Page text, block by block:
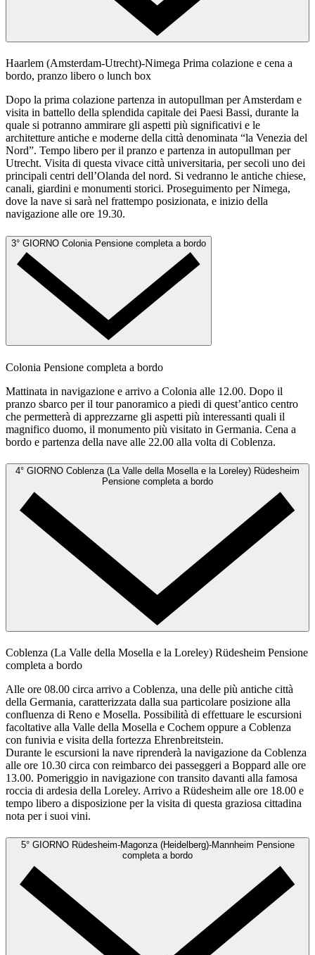
Haarlem (Amsterdam-Utrecht)-Nimega Prima colazione e cena a
bordo, pranzo libero o lunch box
Dopo la prima colazione partenza in autopullman per Amsterdam e
visita in battello della splendida capitale dei Paesi Bassi, durante la
quale si potranno ammirare gli aspetti più significativi e le
architetture antiche e moderne della città denominata “la Venezia del
Nord”. Tempo libero per il pranzo e partenza in autopullman per
Utrecht. Visita di questa vivace città universitaria, per secoli uno dei
principali centri dell’Olanda del nord. Si vedranno le antiche chiese,
canali, giardini e monumenti storici. Proseguimento per Nimega,
dove la nave si sarà nel frattempo posizionata, e inizio della
navigazione alle ore 19.30.
3° GIORNO Colonia Pensione completa a bordo
Colonia Pensione completa a bordo
Mattinata in navigazione e arrivo a Colonia alle 12.00. Dopo il
pranzo sbarco per il tour panoramico a piedi di quest’antico centro
che permetterà di apprezzarne gli aspetti più interessanti quali il
magnifico duomo, il monumento più visitato in Germania. Cena a
bordo e partenza della nave alle 22.00 alla volta di Coblenza.
4° GIORNO Coblenza (La Valle della Mosella e la Loreley) Rüdesheim
Pensione completa a bordo
Coblenza (La Valle della Mosella e la Loreley) Rüdesheim Pensione
completa a bordo
Alle ore 08.00 circa arrivo a Coblenza, una delle più antiche città
della Germania, caratterizzata dalla sua particolare posizione alla
confluenza di Reno e Mosella. Possibilità di effettuare le escursioni
facoltative alla Valle della Mosella e Cochem oppure a Coblenza
con funivia e visita della fortezza Ehrenbreitstein.
Durante le escursioni la nave riprenderà la navigazione da Coblenza
alle ore 10.30 circa con reimbarco dei passeggeri a Boppard alle ore
13.00. Pomeriggio in navigazione con transito davanti alla famosa
roccia di ardesia della Loreley. Arrivo a Rüdesheim alle ore 18.00 e
tempo libero a disposizione per la visita di questa graziosa cittadina
nota per i suoi vini.
5° GIORNO Rüdesheim-Magonza (Heidelberg)-Mannheim Pensione
completa a bordo